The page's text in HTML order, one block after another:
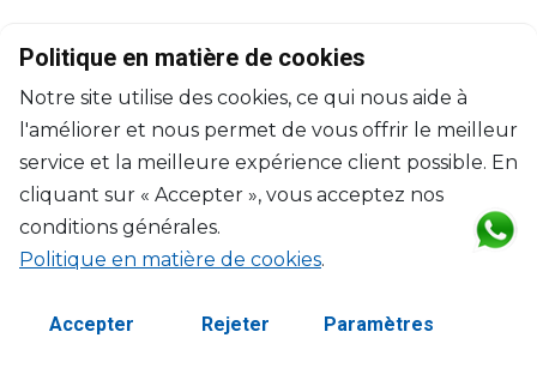
Politique en matière de cookies
Notre site utilise des cookies, ce qui nous aide à
l'améliorer et nous permet de vous offrir le meilleur
service et la meilleure expérience client possible. En
cliquant sur « Accepter », vous acceptez nos
conditions générales.
Politique en matière de cookies.
Accepter Rejeter Paramètres